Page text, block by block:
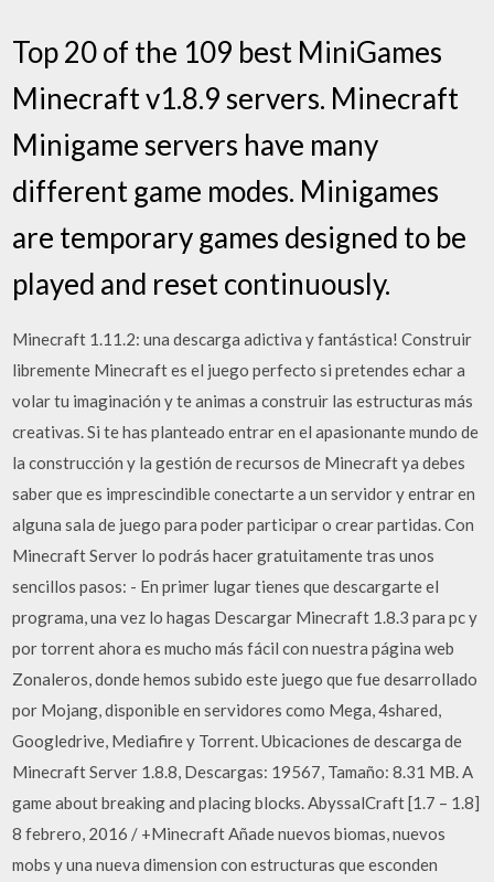
Top 20 of the 109 best MiniGames
Minecraft v1.8.9 servers. Minecraft
Minigame servers have many
different game modes. Minigames
are temporary games designed to be
played and reset continuously.
Minecraft 1.11.2: una descarga adictiva y fantástica! Construir
libremente Minecraft es el juego perfecto si pretendes echar a
volar tu imaginación y te animas a construir las estructuras más
creativas. Si te has planteado entrar en el apasionante mundo de
la construcción y la gestión de recursos de Minecraft ya debes
saber que es imprescindible conectarte a un servidor y entrar en
alguna sala de juego para poder participar o crear partidas. Con
Minecraft Server lo podrás hacer gratuitamente tras unos
sencillos pasos: - En primer lugar tienes que descargarte el
programa, una vez lo hagas Descargar Minecraft 1.8.3 para pc y
por torrent ahora es mucho más fácil con nuestra página web
Zonaleros, donde hemos subido este juego que fue desarrollado
por Mojang, disponible en servidores como Mega, 4shared,
Googledrive, Mediafire y Torrent. Ubicaciones de descarga de
Minecraft Server 1.8.8, Descargas: 19567, Tamaño: 8.31 MB. A
game about breaking and placing blocks. AbyssalCraft [1.7 – 1.8]
8 febrero, 2016 / +Minecraft Añade nuevos biomas, nuevos
mobs y una nueva dimension con estructuras que esconden